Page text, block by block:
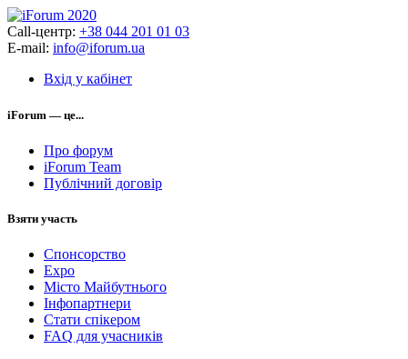
Call-центр: +38 044 201 01 03
E-mail: info@iforum.ua
Вхід у кабінет
iForum — це...
Про форум
iForum Team
Публічний договір
Взяти участь
Спонсорство
Expo
Місто Майбутнього
Інфопартнери
Стати спікером
FAQ для учасників